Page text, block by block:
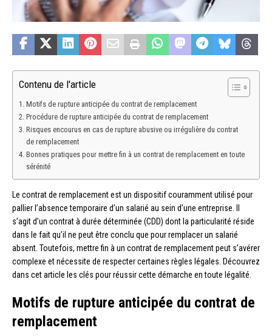
Contenu de l'article
Motifs de rupture anticipée du contrat de remplacement
Procédure de rupture anticipée du contrat de remplacement
Risques encourus en cas de rupture abusive ou irrégulière du contrat
de remplacement
Bonnes pratiques pour mettre fin à un contrat de remplacement en toute
sérénité
Le contrat de remplacement est un dispositif couramment utilisé pour
pallier l’absence temporaire d’un salarié au sein d’une entreprise. Il
s’agit d’un contrat à durée déterminée (CDD) dont la particularité réside
dans le fait qu’il ne peut être conclu que pour remplacer un salarié
absent. Toutefois, mettre fin à un contrat de remplacement peut s’avérer
complexe et nécessite de respecter certaines règles légales. Découvrez
dans cet article les clés pour réussir cette démarche en toute légalité.
Motifs de rupture anticipée du contrat de
remplacement